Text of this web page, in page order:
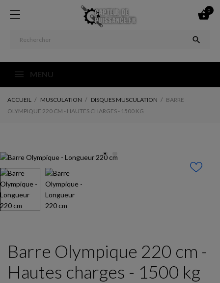

0

MENU
ACCUEIL MUSCULATION DISQUES MUSCULATION
BARRE
OLYMPIQUE 220 CM - HAUTES CHARGES - 1500 KG
Barre Olympique 220 cm -
Hautes charges - 1500 kg